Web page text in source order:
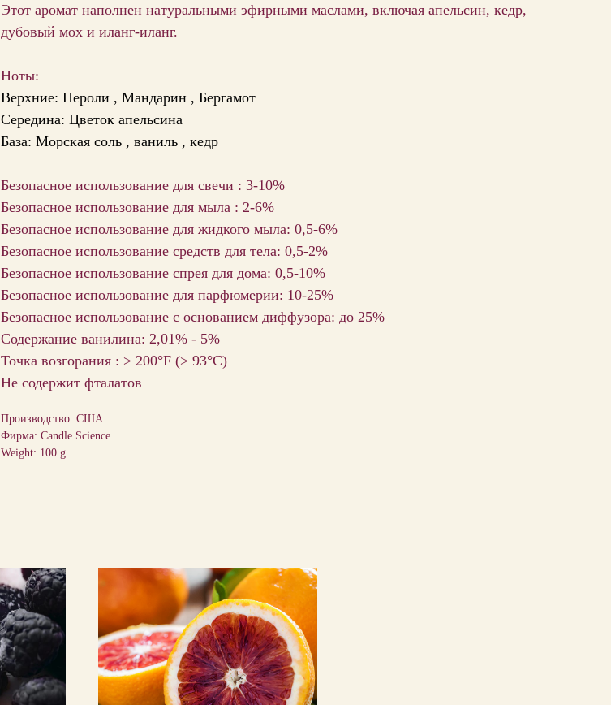
Этот аромат наполнен натуральными эфирными маслами, включая апельсин, кедр,
дубовый мох и иланг-иланг.
Ноты:
Верхние: Нероли , Мандарин , Бергамот
Середина: Цветок апельсина
База: Морская соль , ваниль , кедр
Безопасное использование для свечи : 3-10%
Безопасное использование для мыла : 2-6%
Безопасное использование для жидкого мыла: 0,5-6%
Безопасное использование средств для тела: 0,5-2%
Безопасное использование спрея для дома: 0,5-10%
Безопасное использование для парфюмерии: 10-25%
Безопасное использование с основанием диффузора: до 25%
Содержание ванилина: 2,01% - 5%
Точка возгорания : > 200°F (> 93°C)
Не содержит фталатов
Производство: США
Фирма: Candle Science
Weight: 100 g